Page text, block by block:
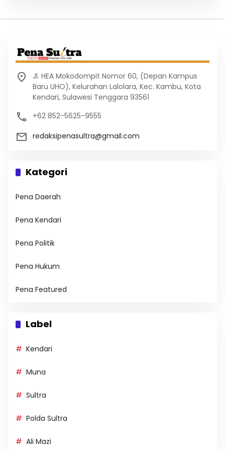
Jl. HEA Mokodompit Nomor 60, (Depan Kampus
Baru UHO), Kelurahan Lalolara, Kec. Kambu, Kota
Kendari, Sulawesi Tenggara 93561
+62 852-5625-9555
redaksipenasultra@gmail.com
Kategori
Pena Daerah
Pena Kendari
Pena Politik
Pena Hukum
Pena Featured
Label
Kendari
Muna
Sultra
Polda Sultra
Ali Mazi